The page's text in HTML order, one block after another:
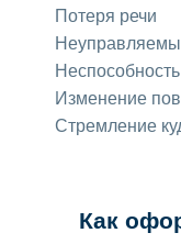
Потеря речи
Изменение
Стремление
Как